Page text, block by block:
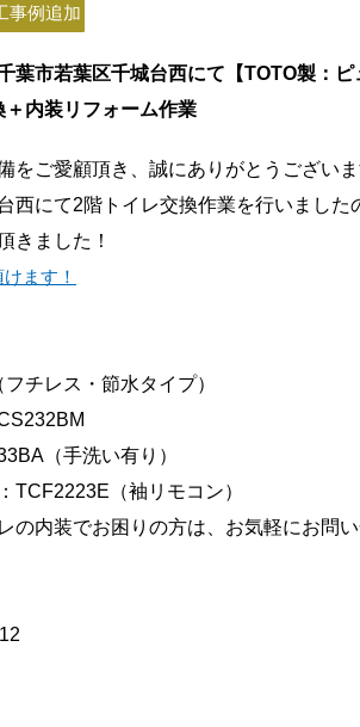
事例追加
葉市若葉区千城台西にて【TOTO製：
内装リフォーム作業
をご愛顧頂き、誠にありがとうござい
西にて2階トイレ交換作業を行いました
きました！
ます！
チレス・節水タイプ）
（手洗い有り）
TCF2223E（袖リモコン）
の内装でお困りの方は、お気軽にお問